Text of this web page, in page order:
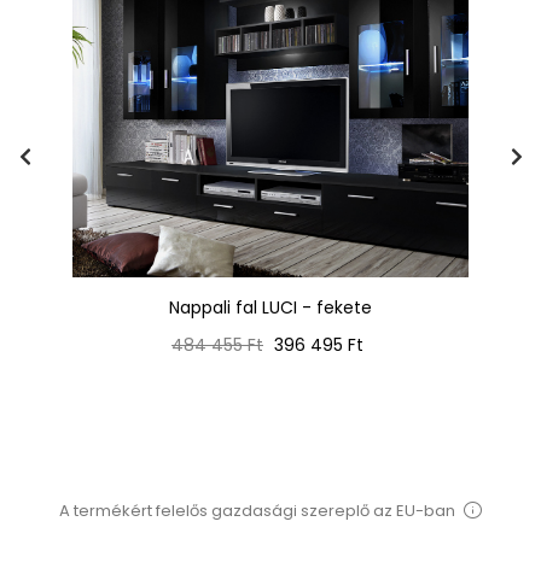
Nappali fal LUCI - fekete
Normál
484 455 Ft Ár
396 495 Ft
A termékért felelős gazdasági szereplő az EU-ban